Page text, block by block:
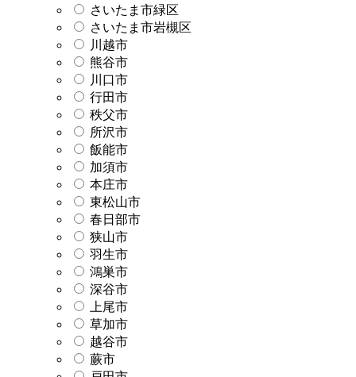
さいたま市緑区
さいたま市岩槻区
川越市
熊谷市
川口市
行田市
秩父市
所沢市
飯能市
加須市
本庄市
東松山市
春日部市
狭山市
羽生市
鴻巣市
深谷市
上尾市
草加市
越谷市
蕨市